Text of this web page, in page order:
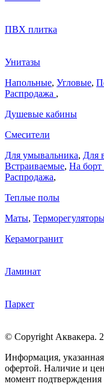
ПВХ плитка
Унитазы
Напольные, Угловые,
Распродажа ,
Душевые кабины
Смесители
Для умывальника, Для
Встраиваемые, На
Распродажа,
Теплые полы
Маты,
Керамогранит
Ламинат
Паркет
© Copyright Аквакера.
Информация,
офертой. Наличие и
момент подтверждения